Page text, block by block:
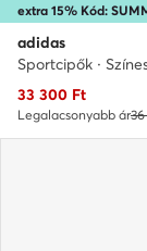
extra 15% Kód:
adidas
Sportcipők ·
Aktuális ár
33 300 Ft
Legalacsonyabb ár